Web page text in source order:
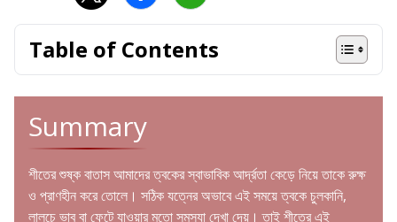
Table of Contents
Summary
শীতের শুষ্ক বাতাস আমাদের ত্বকের স্বাভাবিক আর্দ্রতা কেড়ে নিয়ে তাকে রুক্ষ
ও প্রাণহীন করে তোলে। সঠিক যত্নের অভাবে এই সময়ে ত্বকে চুলকানি,
লালচে ভাব বা ফেটে যাওয়ার মতো সমস্যা দেখা দেয়। তাই শীতের এই